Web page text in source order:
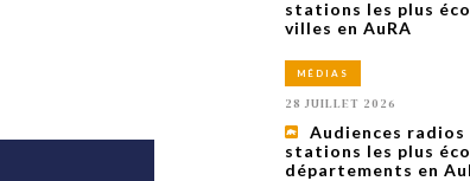
saison autour de son concept autour de
marketing et communication, revient sur
stations les plus
villes en AuRA
MÉDIAS
28 JUILLET 2026
Audiences radios
stations les plus
départements en